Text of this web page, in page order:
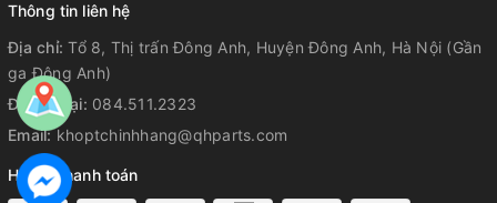
Thông tin liên hệ
Địa chỉ:Tổ 8, Thị trấn Đông Anh, Huyện Đông Anh, Hà Nội (Gần
ga Đông Anh)
Điện thoại: 084.511.2323
Email:khoptchinhhang@qhparts.com
Hỗ trợ thanh toán